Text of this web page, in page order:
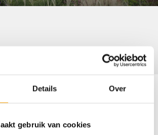
Details Over
gebruik van cookies